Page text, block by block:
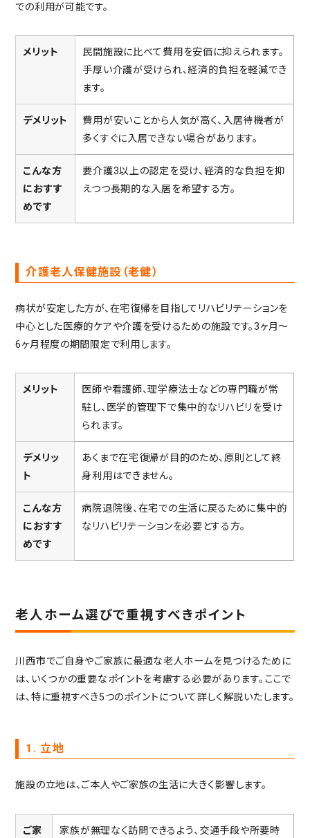
での利用が可能です。
メリット
民間施設に比べて費用を安価に抑えられます。
手厚い介護が受けられ、経済的負担を軽減でき
ます。
デメリット
費用が安いことから人気が高く、入居待機者が
多くすぐに入居できない場合があります。
こんな方
におすす
めです
要介護3以上の認定を受け、経済的な負担を抑
えつつ長期的な入居を希望する方。
介護老人保健施設（老健）
病状が安定した方が、在宅復帰を目指してリハビリテーションを
中心とした医療的ケアや介護を受けるための施設です。3ヶ月～
6ヶ月程度の期間限定で利用します。
メリット
医師や看護師、理学療法士などの専門職が常
駐し、医学的管理下で集中的なリハビリを受け
られます。
デメリッ
ト
あくまで在宅復帰が目的のため、原則として終
身利用はできません。
こんな方
におすす
めです
病院退院後、在宅での生活に戻るために集中的
なリハビリテーションを必要とする方。
老人ホーム選びで重視すべきポイント
川西市でご自身やご家族に最適な老人ホームを見つけるために
は、いくつかの重要なポイントを考慮する必要があります。ここで
は、特に重視すべき5つのポイントについて詳しく解説いたします。
1. 立地
施設の立地は、ご本人やご家族の生活に大きく影響します。
ご家
家族が無理なく訪問できるよう、交通手段や所要時